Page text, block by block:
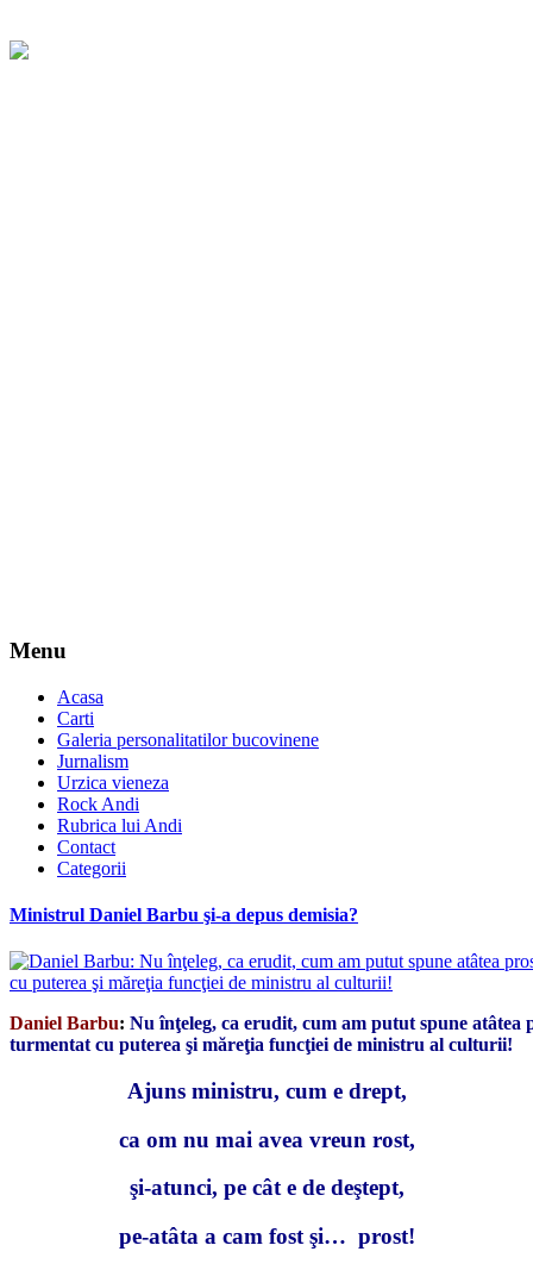
Menu
Acasa
Carti
Galeria personalitatilor bucovinene
Jurnalism
Urzica vieneza
Rock Andi
Rubrica lui Andi
Contact
Categorii
Ministrul Daniel Barbu şi-a depus demisia?
Daniel Barbu: Nu înţeleg, ca erudit, cum am putut spune
turmentat cu puterea şi măreţia funcţiei de ministru al culturii!
Ajuns ministru, cum e drept,
ca om nu mai avea vreun rost,
şi-atunci, pe cât e de deştept,
pe-atâta a cam fost şi… prost!